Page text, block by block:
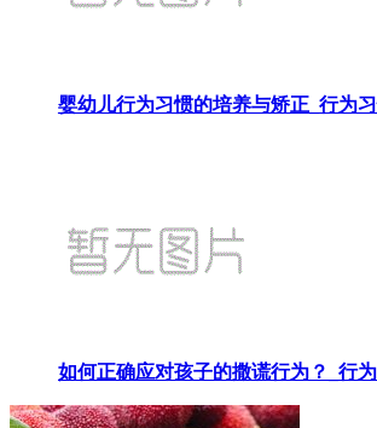
婴幼儿行为习惯的培养与矫正_行为
如何正确应对孩子的撒谎行为？_行